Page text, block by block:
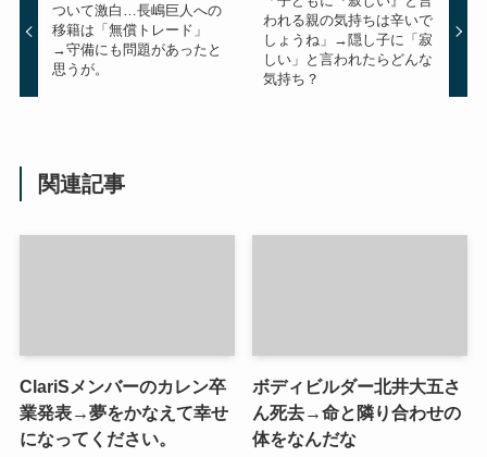
ついて激白…長嶋巨人への
移籍は「無償トレード」
→守備にも問題があったと
思うが。
われる親の気持ちは辛いで
しょうね」→隠し子に「寂
しい」と言われたらどんな
気持ち？
関連記事
ClariSメンバーのカレン卒
業発表→夢をかなえて幸せ
になってください。
ボディビルダー北井大五さ
ん死去→命と隣り合わせの
体をなんだな